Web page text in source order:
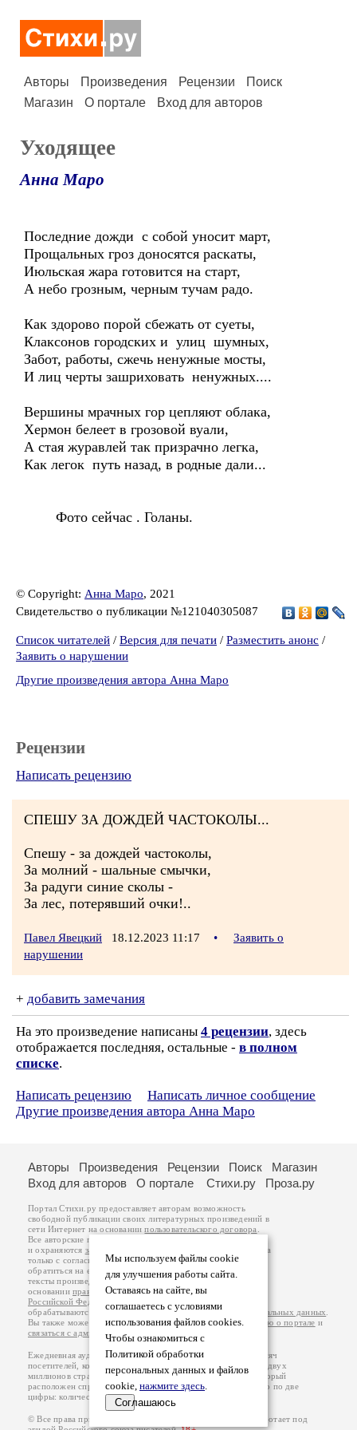
Авторы Произведения Рецензии
Поиск
Магазин
О портале Вход для авторов
Уходящее
Анна Маро
Последние дожди с собой уносит март,
Прощальных гроз доносятся раскаты,
Июльская жара готовится на старт,
А небо грозным, черным тучам радо.
Как здорово порой сбежать от суеты,
Клаксонов городских и улиц шумных,
Забот, работы, сжечь ненужные мосты,
И лиц черты зашриховать ненужных....
Вершины мрачных гор цепляют облака,
Хермон белеет в грозовой вуали,
А стая журавлей так призрачно легка,
Как легок путь назад, в родные дали...
Фото сейчас . Голаны.
© Copyright: Анна Маро, 2021
Свидетельство о публикации №121040305087
Список читателей / Версия для печати / Разместить анонс /
Заявить о нарушении
Другие произведения автора Анна Маро
Рецензии
Написать рецензию
СПЕШУ ЗА ДОЖДЕЙ ЧАСТОКОЛЫ...
­Спешу - за дождей частоколы,
За молний - шальные смычки,
За радуги синие сколы -
За лес, потерявший очки!..
Павел Явецкий 18.12.2023 11:17 •
Заявить о
нарушении
+ добавить замечания
На это произведение написаны 4 рецензии, здесь
отображается последняя, остальные - в полном
списке.
Написать рецензию
Написать личное сообщение
Другие произведения автора Анна Маро
Мы используем файлы cookie
для улучшения работы сайта.
Оставаясь на сайте, вы
соглашаетесь с условиями
использования файлов cookies.
Чтобы ознакомиться с
Политикой обработки
персональных данных и файлов
cookie, нажмите здесь.
Соглашаюсь
Авторы Произведения Рецензии Поиск
Магазин
Вход для авторов
О портале Стихи.ру Проза.ру
Портал Стихи.ру предоставляет авторам возможность
свободной публикации своих литературных произведений в
сети Интернет на основаниипользовательского договора
Все авторские права на произведения принадлежат авторам
и охраняются законом
. Перепечатка произведений возможна
только с согласия его автора, к которому вы можете
обратиться на его авторской странице. Ответственность за
тексты произведений авторы несут самостоятельно на
основанииправил публикацииизаконодательства
Российской Федерации
обрабатываются на основанииПолитики обработки персональных данных
Вы также можете посмотреть более подробнуюинформацию о портале и
связаться с администрацией
Ежедневная аудитория портала Стихи.ру – порядка 200 тысяч
посетителей, которые в общей сумме просматривают более двух
миллионов страниц по данным счетчика посещаемости, который
расположен справа от этого текста. В каждой графе указано по две
цифры: количество просмотров и количество посетителей.
© Все права принадлежат авторам, 2000-2026. Портал работает под